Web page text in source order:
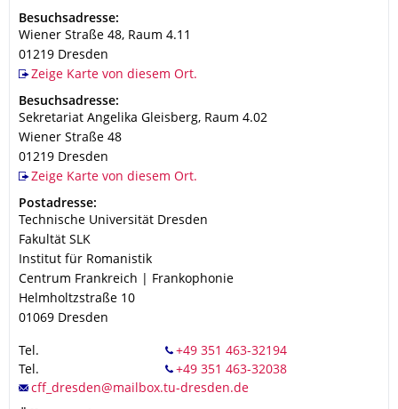
Adresse
Besuchsadresse:
Wiener Straße 48, Raum 4.11
01219 Dresden
Zeige Karte von diesem Ort.
Adresse
Besuchsadresse:
Sekretariat Angelika Gleisberg, Raum 4.02
Wiener Straße 48
01219 Dresden
Zeige Karte von diesem Ort.
Adresse
Postadresse:
Technische Universität Dresden
Fakultät SLK
Institut für Romanistik
Centrum Frankreich | Frankophonie
Helmholtzstraße 10
01069 Dresden
Tel.
Tel.